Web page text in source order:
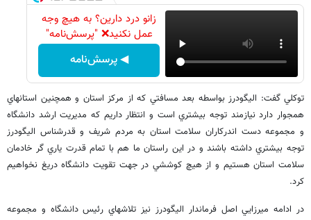
زانو درد دارین؟ به هیچ وجه
عمل نکنید❌ "پرسش‌نامه"
◀ پرسش‌نامه
توكلي گفت: اليگودرز بواسطه بعد مسافتي كه از مركز استان و همچنين استانهاي
همجوار دارد نيازمند توجه بيشتري است و انتظار داريم كه مديريت ارشد دانشگاه
و مجموعه دست اندركاران سلامت استان به مردم شريف و قدرشناس اليگودرز
توجه بيشتري داشته باشند و در اين راستان ما هم با تمام قدرت ياري گر خادمان
سلامت استان هستيم و از هيچ كوششي در جهت تقويت دانشگاه دريغ نخواهيم
كرد.
در ادامه ميرزايي اصل فرماندار اليگودرز نيز تلاشهاي رئيس دانشگاه و مجموعه